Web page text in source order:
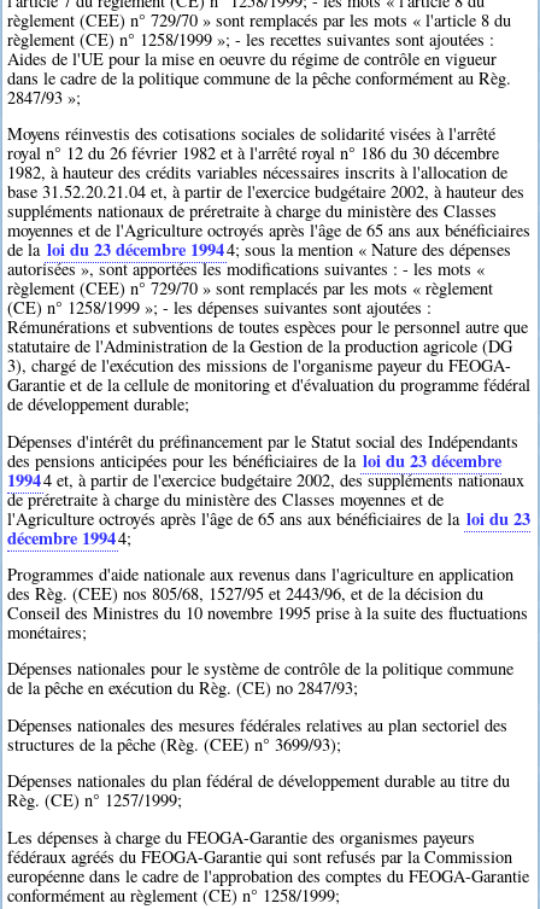
règlement (CEE) n° 729/70 » sont remplacés par les mots « l'article 8 du
règlement (CE) n° 1258/1999 »; - les recettes suivantes sont ajoutées :
Aides de l'UE pour la mise en oeuvre du régime de contrôle en vigueur
dans le cadre de la politique commune de la pêche conformément au Règ.
2847/93 »;
Moyens réinvestis des cotisations sociales de solidarité visées à l'arrêté
royal n° 12 du 26 février 1982 et à l'arrêté royal n° 186 du 30 décembre
1982, à hauteur des crédits variables nécessaires inscrits à l'allocation de
base 31.52.20.21.04 et, à partir de l'exercice budgétaire 2002, à hauteur des
suppléments nationaux de préretraite à charge du ministère des Classes
moyennes et de l'Agriculture octroyés après l'âge de 65 ans aux bénéficiaires
de la loi du 23 décembre 19944; sous la mention « Nature des dépenses
autorisées », sont apportées les modifications suivantes : - les mots «
règlement (CEE) n° 729/70 » sont remplacés par les mots « règlement
(CE) n° 1258/1999 »; - les dépenses suivantes sont ajoutées :
Rémunérations et subventions de toutes espèces pour le personnel autre que
statutaire de l'Administration de la Gestion de la production agricole (DG
3), chargé de l'exécution des missions de l'organisme payeur du FEOGA-
Garantie et de la cellule de monitoring et d'évaluation du programme fédéral
de développement durable;
Dépenses d'intérêt du préfinancement par le Statut social des Indépendants
des pensions anticipées pour les bénéficiaires de la loi du 23 décembre
19944 et, à partir de l'exercice budgétaire 2002, des suppléments nationaux
de préretraite à charge du ministère des Classes moyennes et de
l'Agriculture octroyés après l'âge de 65 ans aux bénéficiaires de la loi du 23
décembre 19944;
Programmes d'aide nationale aux revenus dans l'agriculture en application
des Règ. (CEE) nos 805/68, 1527/95 et 2443/96, et de la décision du
Conseil des Ministres du 10 novembre 1995 prise à la suite des fluctuations
monétaires;
Dépenses nationales pour le système de contrôle de la politique commune
de la pêche en exécution du Règ. (CE) no 2847/93;
Dépenses nationales des mesures fédérales relatives au plan sectoriel des
structures de la pêche (Règ. (CEE) n° 3699/93);
Dépenses nationales du plan fédéral de développement durable au titre du
Règ. (CE) n° 1257/1999;
Les dépenses à charge du FEOGA-Garantie des organismes payeurs
fédéraux agréés du FEOGA-Garantie qui sont refusés par la Commission
européenne dans le cadre de l'approbation des comptes du FEOGA-Garantie
conformément au règlement (CE) n° 1258/1999;